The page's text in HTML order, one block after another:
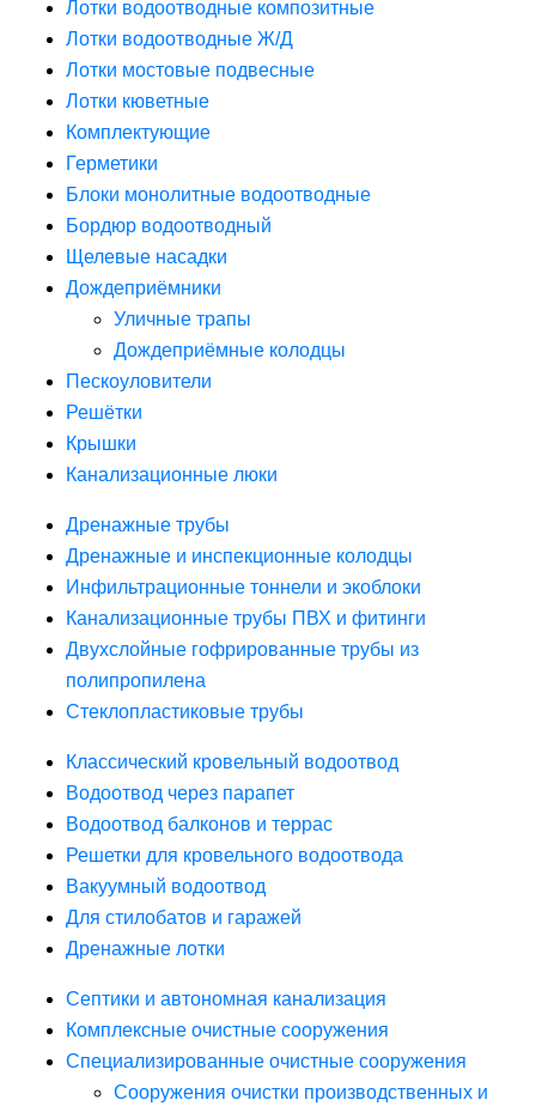
Лотки водоотводные композитные
Лотки водоотводные Ж/Д
Лотки мостовые подвесные
Лотки кюветные
Комплектующие
Герметики
Блоки монолитные водоотводные
Бордюр водоотводный
Щелевые насадки
Дождеприёмники
Уличные трапы
Дождеприёмные колодцы
Пескоуловители
Решётки
Крышки
Канализационные люки
Дренажные трубы
Дренажные и инспекционные колодцы
Инфильтрационные тоннели и экоблоки
Канализационные трубы ПВХ и фитинги
Двухслойные гофрированные трубы из
полипропилена
Стеклопластиковые трубы
Классический кровельный водоотвод
Водоотвод через парапет
Водоотвод балконов и террас
Решетки для кровельного водоотвода
Вакуумный водоотвод
Для стилобатов и гаражей
Дренажные лотки
Септики и автономная канализация
Комплексные очистные сооружения
Специализированные очистные сооружения
Сооружения очистки производственных и